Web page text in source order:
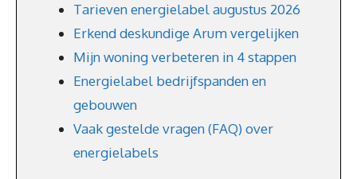
Tarieven energielabel augustus 2026
Erkend deskundige Arum vergelijken
Mijn woning verbeteren in 4 stappen
Energielabel bedrijfspanden en
gebouwen
Vaak gestelde vragen (FAQ) over
energielabels